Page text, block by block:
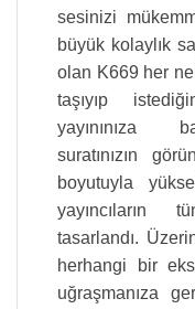
sesinizi
büyük kolaylık
olan K669 her
taşıyıp
yayınınıza
suratınızın
boyutuyla
yayıncıların
tasarlandı.
herhangi bir
uğraşmanıza